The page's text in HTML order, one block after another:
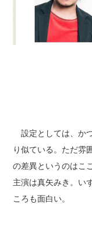
設定としては、か
り似ている。ただ雰
の差異というのはこ
主演は真矢みき。い
ころも面白い。